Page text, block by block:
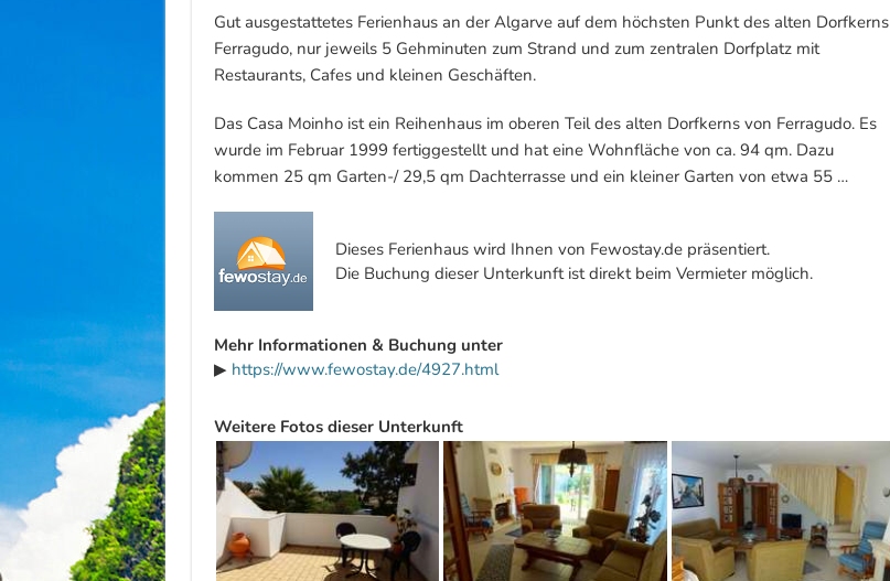
Gut ausgestattetes Ferienhaus an der Algarve auf dem höchsten Punkt des alten Dorfkerns
Ferragudo, nur jeweils 5 Gehminuten zum Strand und zum zentralen Dorfplatz mit
Restaurants, Cafes und kleinen Geschäften.
Das Casa Moinho ist ein Reihenhaus im oberen Teil des alten Dorfkerns von Ferragudo. Es
wurde im Februar 1999 fertiggestellt und hat eine Wohnfläche von ca. 94 qm. Dazu
kommen 25 qm Garten-/ 29,5 qm Dachterrasse und ein kleiner Garten von etwa 55 …
Dieses Ferienhaus wird Ihnen von Fewostay.de präsentiert.
Die Buchung dieser Unterkunft ist direkt beim Vermieter möglich.
Mehr Informationen & Buchung unter
▶ https://www.fewostay.de/4927.html
Weitere Fotos dieser Unterkunft